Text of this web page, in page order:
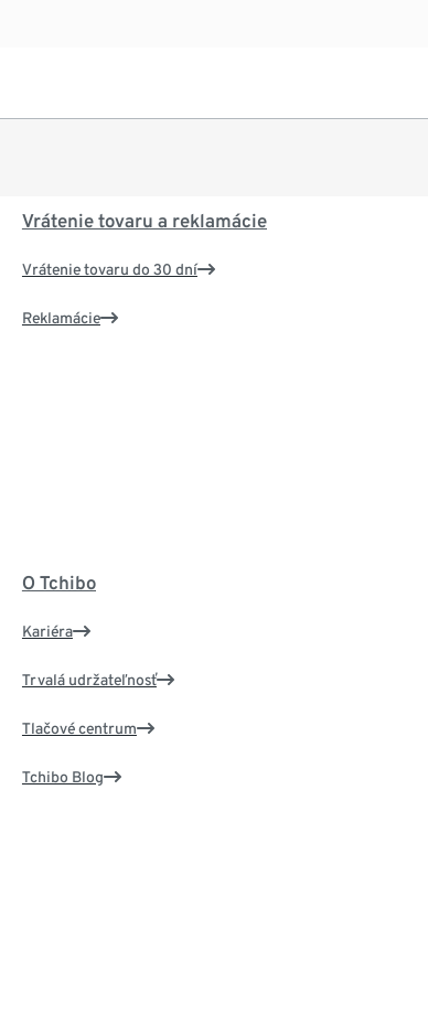
Vrátenie tovaru a reklamácie
Vrátenie tovaru do 30 dní
Reklamácie
O Tchibo
Kariéra
Trvalá udržateľnosť
Tlačové centrum
Tchibo Blog